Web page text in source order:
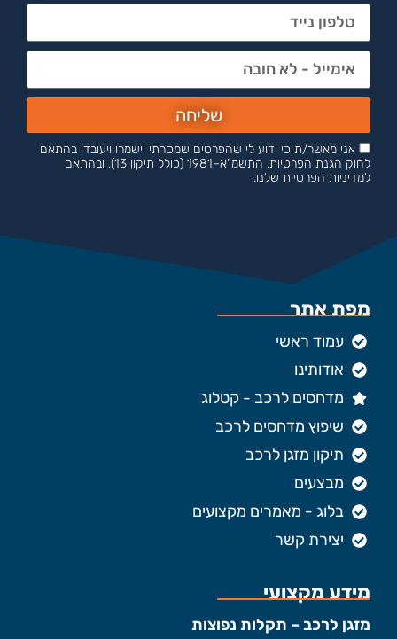
אני מאשר/ת כי ידוע לי שהפרטים שמסרתי יישמרו ויעובדו בהתאם
לחוק הגנת הפרטיות, התשמ"א–1981 (כולל תיקון 13), ובהתאם
למדיניות הפרטיות שלנו.
שליחה
מפת אתר
עמוד ראשי
אודותינו
מדחסים לרכב - קטלוג
שיפוץ מדחסים לרכב
תיקון מזגן לרכב
מבצעים
בלוג - מאמרים מקצועים
יצירת קשר
מידע מקצועי
מזגן לרכב – תקלות נפוצות